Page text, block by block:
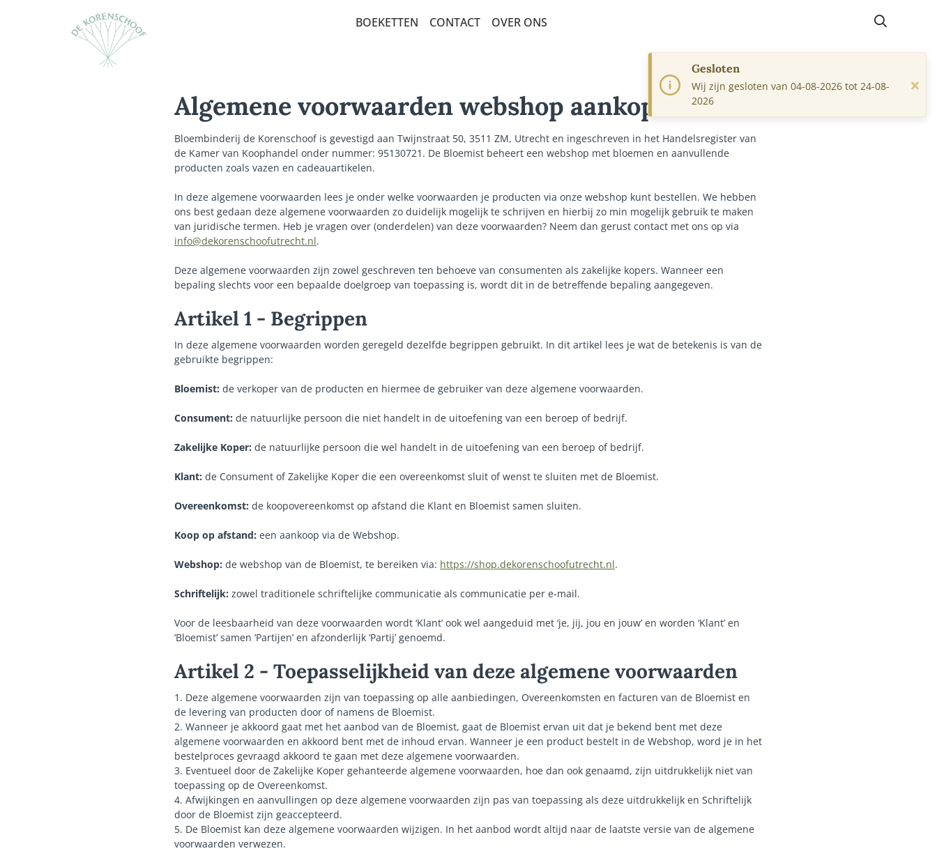
BOEKETTEN
VERJAARDAG EN FELICITATIE
PLUK EN VELDBOEKETTEN
LUXE-CADEAUBOEKETTEN
BETERSCHAP EN STERKTE
ROUW EN CONDOLEANCE
POPULAIRE BOEKETTEN
CONTACT OVER ONS
Algemene voorwaarden webshop aankopen
Bloembinderij de Korenschoof is gevestigd aan Twijnstraat 50, 3511 ZM, Utrecht en ingeschreven in het Handelsregister van
de Kamer van Koophandel onder nummer: 95130721. De Bloemist beheert een webshop met bloemen en aanvullende
producten zoals vazen en cadeauartikelen.
In deze algemene voorwaarden lees je onder welke voorwaarden je producten via onze webshop kunt bestellen. We hebben
ons best gedaan deze algemene voorwaarden zo duidelijk mogelijk te schrijven en hierbij zo min mogelijk gebruik te maken
van juridische termen. Heb je vragen over (onderdelen) van deze voorwaarden? Neem dan gerust contact met ons op via
info@dekorenschoofutrecht.nl.
Deze algemene voorwaarden zijn zowel geschreven ten behoeve van consumenten als zakelijke kopers. Wanneer een
bepaling slechts voor een bepaalde doelgroep van toepassing is, wordt dit in de betreffende bepaling aangegeven.
Artikel 1 - Begrippen
In deze algemene voorwaarden worden geregeld dezelfde begrippen gebruikt. In dit artikel lees je wat de betekenis is van de
gebruikte begrippen:
Bloemist: de verkoper van de producten en hiermee de gebruiker van deze algemene voorwaarden.
Consument: de natuurlijke persoon die niet handelt in de uitoefening van een beroep of bedrijf.
Zakelijke Koper: de natuurlijke persoon die wel handelt in de uitoefening van een beroep of bedrijf.
Klant: de Consument of Zakelijke Koper die een overeenkomst sluit of wenst te sluiten met de Bloemist.
Overeenkomst: de koopovereenkomst op afstand die Klant en Bloemist samen sluiten.
Koop op afstand: een aankoop via de Webshop.
Webshop: de webshop van de Bloemist, te bereiken via: https://shop.dekorenschoofutrecht.nl.
Schriftelijk: zowel traditionele schriftelijke communicatie als communicatie per e-mail.
Voor de leesbaarheid van deze voorwaarden wordt ‘Klant’ ook wel aangeduid met ‘je, jij, jou en jouw’ en worden ‘Klant’ en
‘Bloemist’ samen ‘Partijen’ en afzonderlijk ‘Partij’ genoemd.
Artikel 2 - Toepasselijkheid van deze algemene voorwaarden
1. Deze algemene voorwaarden zijn van toepassing op alle aanbiedingen, Overeenkomsten en facturen van de Bloemist en
de levering van producten door of namens de Bloemist.
2. Wanneer je akkoord gaat met het aanbod van de Bloemist, gaat de Bloemist ervan uit dat je bekend bent met deze
algemene voorwaarden en akkoord bent met de inhoud ervan. Wanneer je een product bestelt in de Webshop, word je in het
bestelproces gevraagd akkoord te gaan met deze algemene voorwaarden.
3. Eventueel door de Zakelijke Koper gehanteerde algemene voorwaarden, hoe dan ook genaamd, zijn uitdrukkelijk niet van
toepassing op de Overeenkomst.
4. Afwijkingen en aanvullingen op deze algemene voorwaarden zijn pas van toepassing als deze uitdrukkelijk en Schriftelijk
door de Bloemist zijn geaccepteerd.
5. De Bloemist kan deze algemene voorwaarden wijzigen. In het aanbod wordt altijd naar de laatste versie van de algemene
voorwaarden verwezen.
Gesloten
Wij zijn gesloten van 04-08-2026 tot 24-08-
2026
×